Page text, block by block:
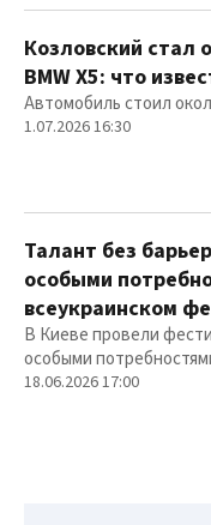
Козловский стал
BMW X5: что
Автомобиль стоил
1.07.2026 16:30
Талант без
особыми
всеукраинском
В Киеве провели
особыми
18.06.2026 17:00